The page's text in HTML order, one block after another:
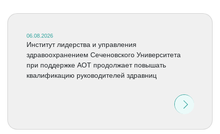
06.08.2026
Институт лидерства и управления
здравоохранением Сеченовского Университета
при поддержке АОТ продолжает повышать
квалификацию руководителей здравниц